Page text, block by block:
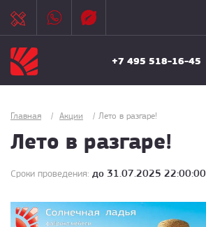
+7 495 518-16-45
Главная / Акции / Лето в разгаре!
Лето в разгаре!
Сроки проведения: до 31.07.2025 22:00:00